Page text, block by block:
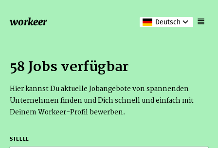
workeer Deutsch
58 Jobs verfügbar
Hier kannst Du aktuelle Jobangebote von spannenden
Unternehmen finden und Dich schnell und einfach mit
Deinem Workeer-Profil bewerben.
STELLE